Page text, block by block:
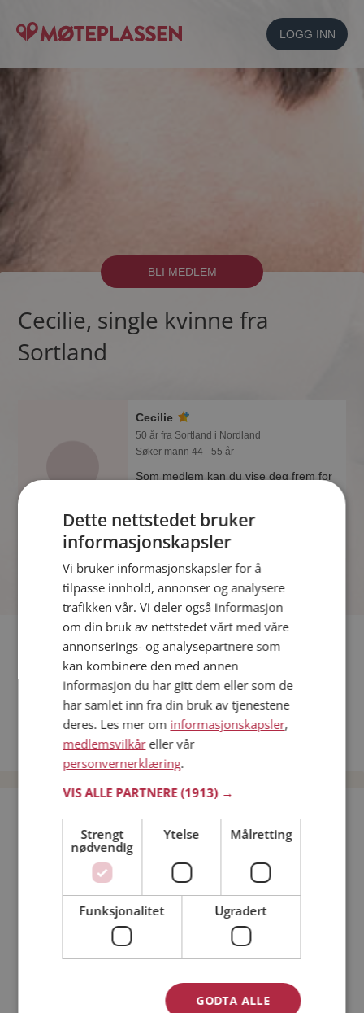
LOGG INN
BLI MEDLEM
Cecilie, single kvinne fra
Sortland
Cecilie
50 år fra Sortland i Nordland
Søker mann 44 - 55 år
Som medlem kan du vise deg frem for
som synes du er interessant.
Fler single
Flere singlekvinner fra Sortland: Gt,Hege,Elsa
Menn fra Sortland
Date kvinner i Norge
Date menn i Norge
Bli medlem gratis!
Jeg er en: Mann Kvinne
Min alder:
Dette nettstedet bruker
informasjonskapsler
Vi bruker informasjonskapsler for å
tilpasse innhold, annonser og analysere
trafikken vår. Vi deler også informasjon
om din bruk av nettstedet vårt med våre
annonserings- og analysepartnere som
kan kombinere den med annen
informasjon du har gitt dem eller som de
har samlet inn fra din bruk av tjenestene
deres. Les mer om informasjonskapsler,
medlemsvilkåreller vår
personvernerklæring.
VIS ALLE PARTNERE(1913) →
Strengt
nødvendig
Ytelse Målretting
Funksjonalitet Ugradert
GODTA ALLE